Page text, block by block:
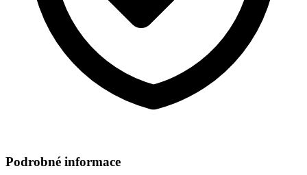
Podrobné informace